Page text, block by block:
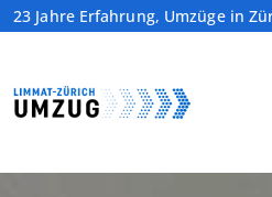
23 Jahre Erfahrung, Umzüge in